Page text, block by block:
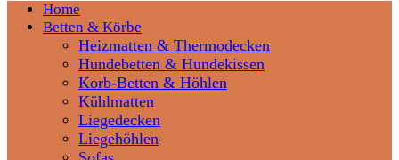
Home
Betten & Körbe
Heizmatten & Thermodecken
Hundebetten & Hundekissen
Korb-Betten & Höhlen
Kühlmatten
Liegedecken
Liegehöhlen